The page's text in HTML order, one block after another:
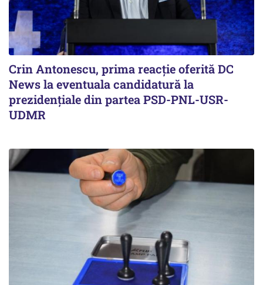
Crin Antonescu, prima reacție oferită DC
News la eventuala candidatură la
prezidențiale din partea PSD-PNL-USR-
UDMR